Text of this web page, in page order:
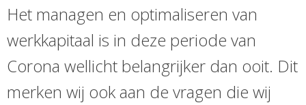
Het managen en optimaliseren van
werkkapitaal is in deze periode van
Corona wellicht belangrijker dan ooit. Dit
merken wij ook aan de vragen die wij